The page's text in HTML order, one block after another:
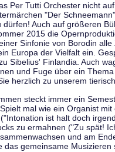
Per Tutti Orchester nicht
"Der
Auch auf größeren
2015 die
Sinfonie von Borodin
Europa der Vielfalt ein.
Sibelius' Finlandia. Auch
und Fuge über ein
herzlich zu unserem
steckt immer ein
mal wie ein Organist
ist halt doch
zu ermahnen ("Zu spät!
und am
das gemeinsame